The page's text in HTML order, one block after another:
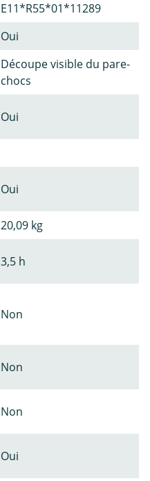
E11*R55*01*11289
Oui
Découpe visible du pare-
chocs
Oui
Oui
20,09 kg
3,5 h
Non
Non
Non
Oui